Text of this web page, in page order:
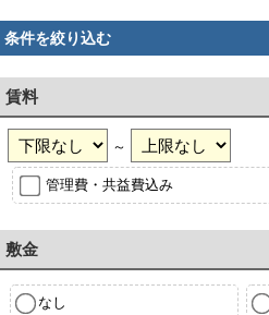
条件を絞り込む
賃料
～
管理費・共益費込み
敷金
なし